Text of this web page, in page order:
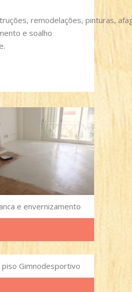
remodelações, pinturas,
e soalho
e envernizamento
Gimnodesportivo